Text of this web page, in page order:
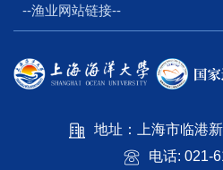
--渔业网站链接--
地址：上海市临港
电话: 021-